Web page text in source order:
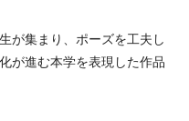
が集まり、ポーズを工夫し
が進む本学を表現した作品